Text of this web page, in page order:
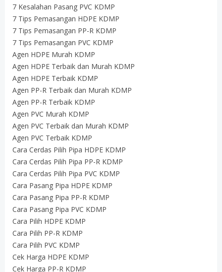
7 Kesalahan Pasang PVC KDMP
7 Tips Pemasangan HDPE KDMP
7 Tips Pemasangan PP-R KDMP
7 Tips Pemasangan PVC KDMP
Agen HDPE Murah KDMP
Agen HDPE Terbaik dan Murah KDMP
Agen HDPE Terbaik KDMP
Agen PP-R Terbaik dan Murah KDMP
Agen PP-R Terbaik KDMP
Agen PVC Murah KDMP
Agen PVC Terbaik dan Murah KDMP
Agen PVC Terbaik KDMP
Cara Cerdas Pilih Pipa HDPE KDMP
Cara Cerdas Pilih Pipa PP-R KDMP
Cara Cerdas Pilih Pipa PVC KDMP
Cara Pasang Pipa HDPE KDMP
Cara Pasang Pipa PP-R KDMP
Cara Pasang Pipa PVC KDMP
Cara Pilih HDPE KDMP
Cara Pilih PP-R KDMP
Cara Pilih PVC KDMP
Cek Harga HDPE KDMP
Cek Harga PP-R KDMP